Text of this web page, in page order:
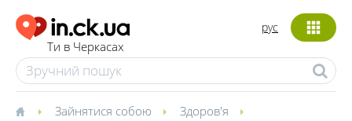
Ти в Черкасах
рус
Зайнятися собою
Здоров'я